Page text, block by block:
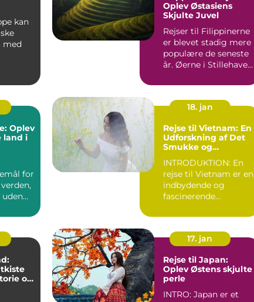
kan
med
Oplev Østasiens
Skjulte Juvel
Rejser til Filippinerne
er blevet stadig mere
populære de seneste
år. Øerne i Stillehavet
Oplev
land i
for
uden
18. jan
Rejse til Vietnam: En
Udforskning af Det
Smukke og
INTRODUKTION: En
rejse til Vietnam er en
indbydende og
fascinerende
eventyrlystne...
og
17. jan
Rejse til Japan:
Oplev Østens skjulte
perle
INTRO: Japan er et